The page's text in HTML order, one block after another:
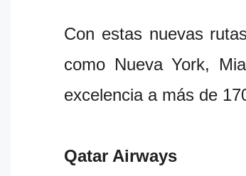
Con estas nuevas
como Nueva York,
excelencia a más de
Qatar Airways